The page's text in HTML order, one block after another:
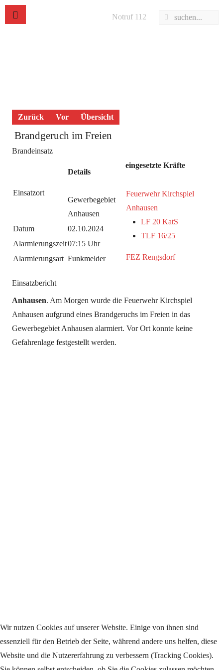
Notruf 112
Zurück Vor Übersicht
Brandgeruch im Freien
Brandeinsatz
Einsatzort
Details
Gewerbegebiet
Anhausen
Datum
02.10.2024
Alarmierungszeit07:15 Uhr
Alarmierungsart Funkmelder
eingesetzte Kräfte
Feuerwehr Kirchspiel
Anhausen
LF 20 KatS
TLF 16/25
FEZ Rengsdorf
Einsatzbericht
Anhausen. Am Morgen wurde die Feuerwehr Kirchspiel
Anhausen aufgrund eines Brandgeruchs im Freien in das
Gewerbegebiet Anhausen alarmiert. Vor Ort konnte keine
Gefahrenlage festgestellt werden.
Wir nutzen Cookies auf unserer Website. Einige von ihnen sind
essenziell für den Betrieb der Seite, während andere uns helfen, diese
Website und die Nutzererfahrung zu verbessern (Tracking Cookies).